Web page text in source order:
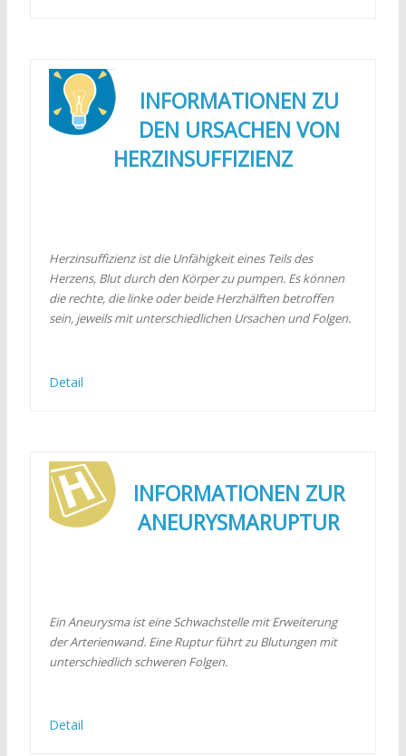
INFORMATIONEN ZU
DEN URSACHEN VON
HERZINSUFFIZIENZ
Herzinsuffizienz ist die Unfähigkeit eines Teils des
Herzens, Blut durch den Körper zu pumpen. Es können
die rechte, die linke oder beide Herzhälften betroffen
sein, jeweils mit unterschiedlichen Ursachen und Folgen.
Detail
INFORMATIONEN ZUR
ANEURYSMARUPTUR
Ein Aneurysma ist eine Schwachstelle mit Erweiterung
der Arterienwand. Eine Ruptur führt zu Blutungen mit
unterschiedlich schweren Folgen.
Detail